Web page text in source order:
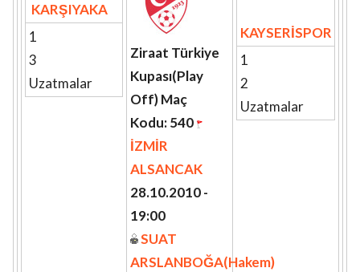
KARŞIYAKA
1
3
Uzatmalar
Ziraat Türkiye
Kupası(Play
Off) Maç
Kodu: 540
İZMİR
ALSANCAK
28.10.2010 -
19:00
SUAT
ARSLANBOĞA(Hakem)
KAYSERİSPOR
1
2
Uzatmalar